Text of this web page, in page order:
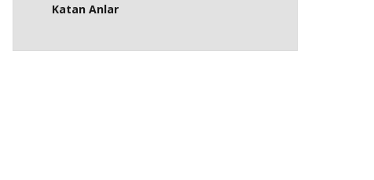
Katan Anlar